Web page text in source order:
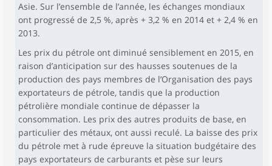
Asie. Sur l’ensemble de l’année, les échanges mondiaux
ont progressé de 2,5 %, après + 3,2 % en 2014 et + 2,4 % en
2013.
Les prix du pétrole ont diminué sensiblement en 2015, en
raison d’anticipation sur des hausses soutenues de la
production des pays membres de l’Organisation des pays
exportateurs de pétrole, tandis que la production
pétrolière mondiale continue de dépasser la
consommation. Les prix des autres produits de base, en
particulier des métaux, ont aussi reculé. La baisse des prix
du pétrole met à rude épreuve la situation budgétaire des
pays exportateurs de carburants et pèse sur leurs